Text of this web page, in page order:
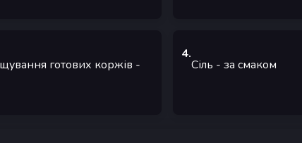
готових коржів -
4.
Сіль - за смаком